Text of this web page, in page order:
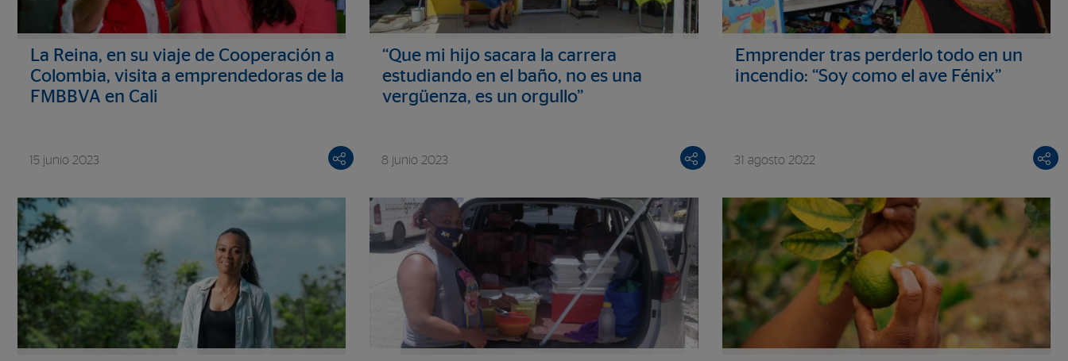
La Reina, en su viaje de Cooperación a
Colombia, visita a emprendedoras de la
FMBBVA en Cali
15 junio 2023
“Que mi hijo sacara la carrera
estudiando en el baño, no es una
vergüenza, es un orgullo”
8 junio 2023
Emprender tras perderlo todo en un
incendio: “Soy como el ave Fénix”
31 agosto 2022